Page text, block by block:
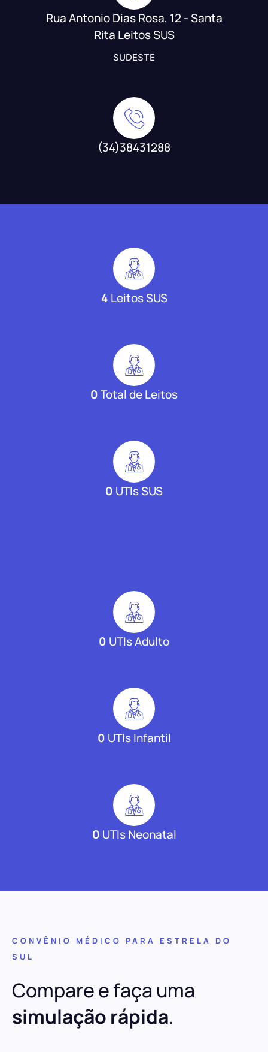
Rua Antonio Dias Rosa, 12 - Santa
Rita Leitos SUS
SUDESTE
(34)38431288
4 Leitos SUS
0Total de Leitos
0 UTIs SUS
0 UTIs Adulto
0 UTIs Infantil
0 UTIs Neonatal
CONVÊNIO MÉDICO PARA ESTRELA DO
SUL
Compare e faça uma
simulação rápida.